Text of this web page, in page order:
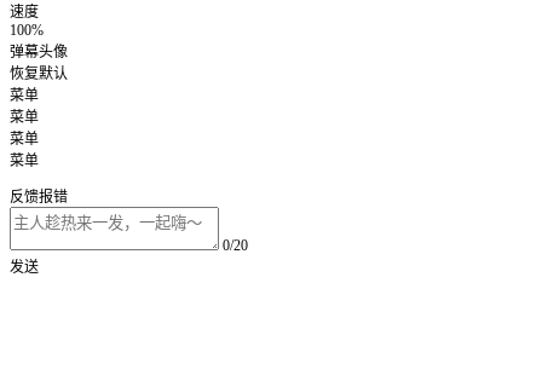
速度
100%
弹幕头像
恢复默认
菜单
菜单
菜单
菜单
反馈报错
0/20
发送